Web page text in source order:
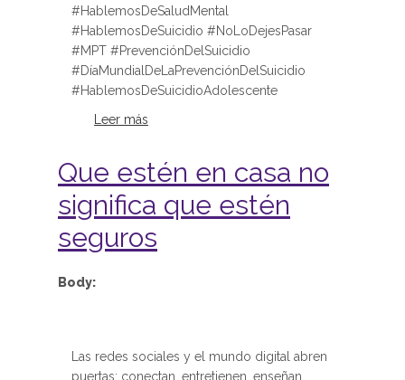
#HablemosDeSaludMental
#HablemosDeSuicidio #NoLoDejesPasar
#MPT #PrevenciónDelSuicidio
#DíaMundialDeLaPrevenciónDelSuicidio
#HablemosDeSuicidioAdolescente
Leer más
Que estén en casa no
significa que estén
seguros
Body:
Las redes sociales y el mundo digital abren
puertas: conectan, entretienen, enseñan.